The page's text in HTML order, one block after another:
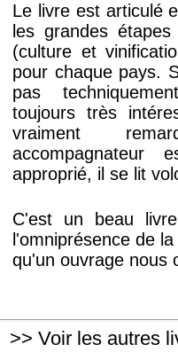
Le livre est articulé
les grandes
(culture et
pour chaque pays.
pas
toujours très
vraiment
accompagnateur
approprié, il se lit
C'est un beau
l'omniprésence de
qu'un ouvrage nous
>> Voir les autres